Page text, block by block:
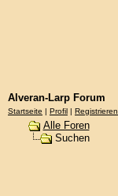
Alveran-Larp Forum
Startseite | Profil | Registrieren
Alle Foren
Suchen